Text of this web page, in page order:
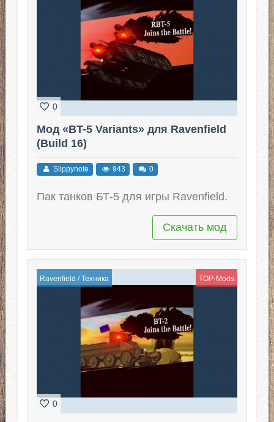
0
Мод «BT-5 Variants» для Ravenfield
(Build 16)
Slippynote 943 0
Пак танков БТ-5 для игры Ravenfield.
Скачать мод
Ravenfield /Техника TOP-Mods
0